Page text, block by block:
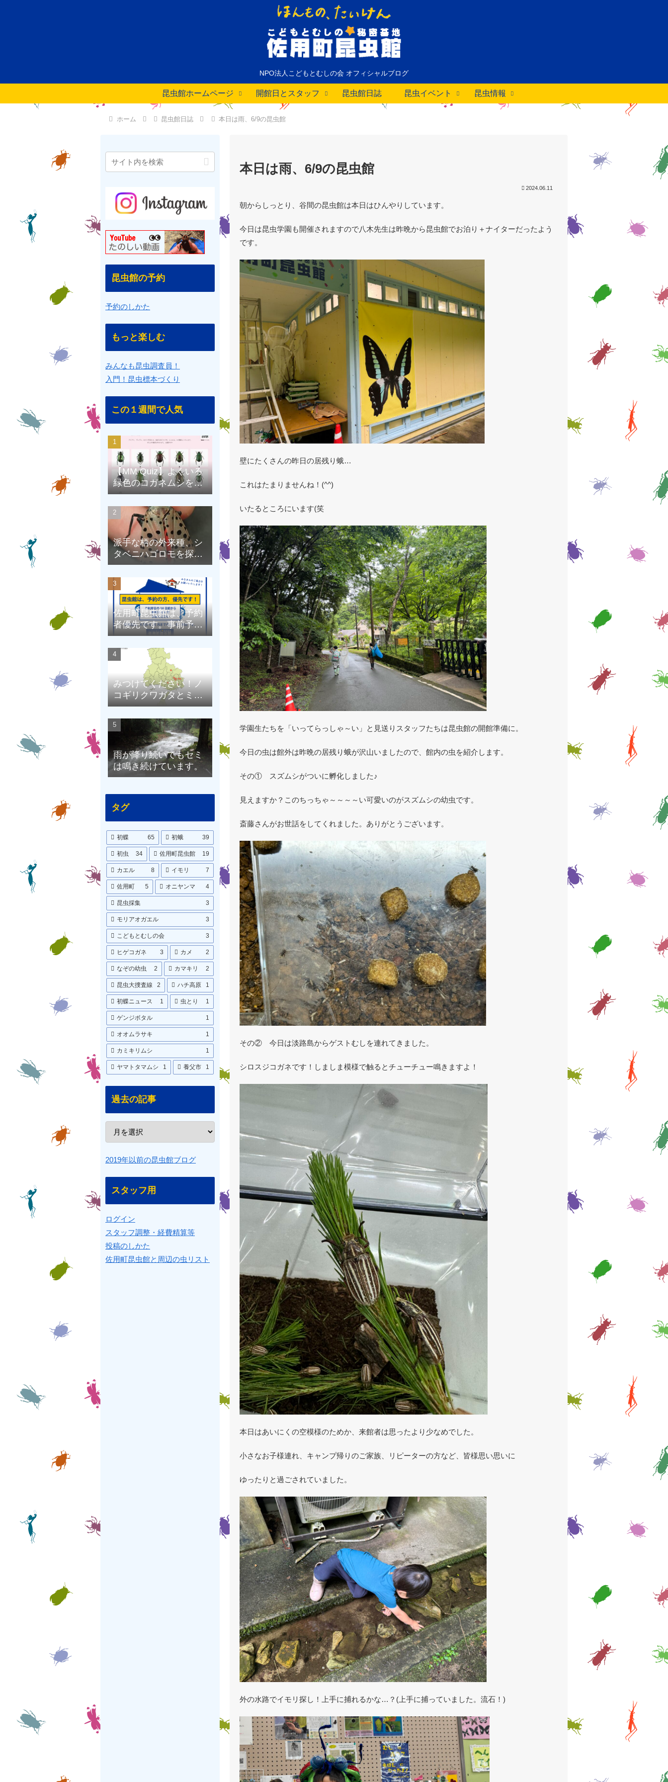
NPO法人こどもとむしの会 オフィシャルブログ
昆虫館ホームページ 開館日とスタッフ 昆虫館日誌 昆虫イベント 昆虫情報
ホーム 昆虫館日誌 本日は雨、6/9の昆虫館
本日は雨、6/9の昆虫館
2024.06.11
朝からしっとり、谷間の昆虫館は本日はひんやりしています。
今日は昆虫学園も開催されますので八木先生は昨晩から昆虫館でお泊り＋ナイターだったよう
です。
壁にたくさんの昨日の居残り蛾…
これはたまりませんね！(^^)
いたるところにいます(笑
学園生たちを「いってらっしゃ～い」と見送りスタッフたちは昆虫館の開館準備に。
今日の虫は館外は昨晩の居残り蛾が沢山いましたので、館内の虫を紹介します。
その① スズムシがついに孵化しました♪
見えますか？このちっちゃ～～～～い可愛いのがスズムシの幼虫です。
斎藤さんがお世話をしてくれました。ありがとうございます。
その② 今日は淡路島からゲストむしを連れてきました。
シロスジコガネです！しましま模様で触るとチューチュー鳴きますよ！
本日はあいにくの空模様のためか、来館者は思ったより少なめでした。
小さなお子様連れ、キャンプ帰りのご家族、リピーターの方など、皆様思い思いに
ゆったりと過ごされていました。
外の水路でイモリ探し！上手に捕れるかな…？(上手に捕っていました。流石！)
昆虫館の予約
予約のしかた
もっと楽しむ
みんなも昆虫調査員！
入門！昆虫標本づくり
この１週間で人気
【MM Quiz】よくいる
緑色のコガネムシを、
克服しよう！
派手な柄の外来種、シ
タベニハゴロモを探そ
う
佐用町昆虫館は、予約
者優先です。事前予約
にご協力をお願いしま
す。
みつけてください！ノ
コギリクワガタとミヤ
マクワガタ（兵庫県限
定）
雨が降り続いてもセミ
は鳴き続けています。
タグ
初蝶 65 初蛾 39
初虫 34 佐用町昆虫館 19
カエル 8 イモリ 7
佐用町 5 オニヤンマ 4
昆虫採集 3
モリアオガエル 3
こどもとむしの会 3
ヒゲコガネ 3 カメ 2
なぞの幼虫 2 カマキリ 2
昆虫大捜査線 2 ハチ高原 1
初蝶ニュース 1 虫とり 1
ゲンジボタル 1
オオムラサキ 1
カミキリムシ 1
ヤマトタマムシ 1 養父市 1
過去の記事
2019年以前の昆虫館ブログ
スタッフ用
ログイン
スタッフ調整・経費精算等
投稿のしかた
佐用町昆虫館と周辺の虫リスト